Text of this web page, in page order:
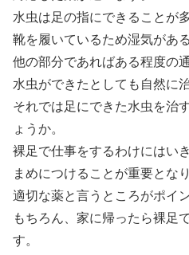
水虫は足の指にできることが
靴を履いているため湿気があ
他の部分であればある程度の
水虫ができたとしても自然に
それでは足にできた水虫を治
ょうか。
裸足で仕事をするわけにはい
まめにつけることが重要とな
適切な薬と言うところがポイ
もちろん、家に帰ったら裸足
す。